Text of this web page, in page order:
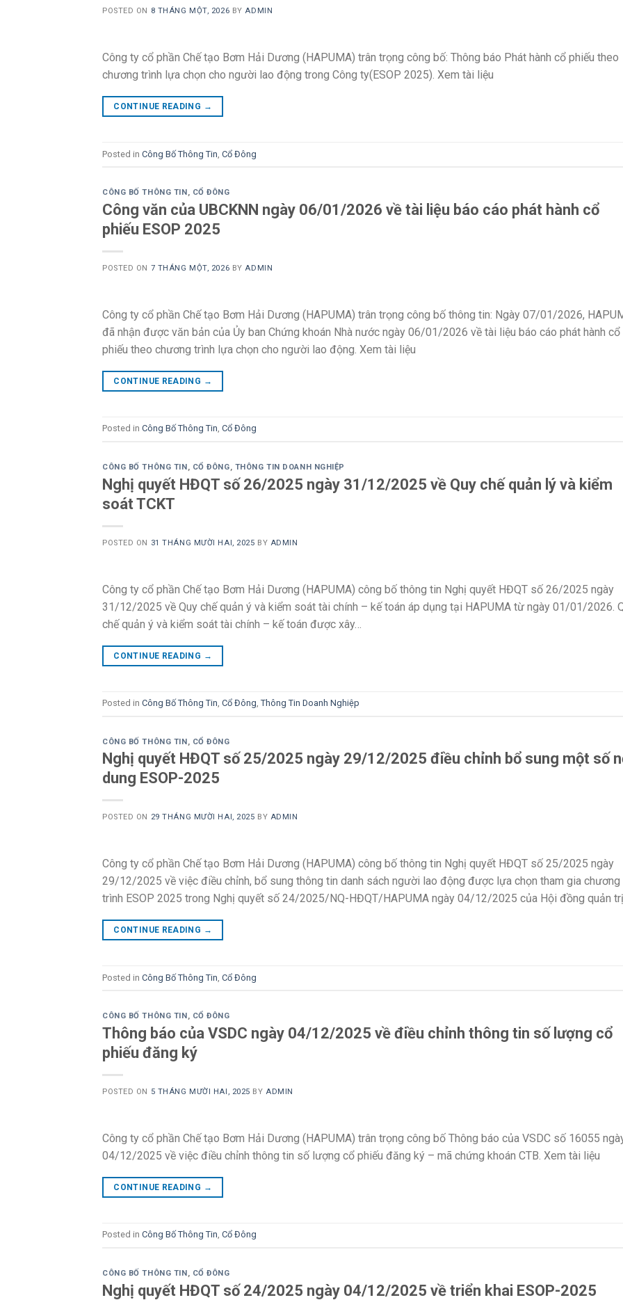
POSTED ON 8 THÁNG MỘT, 2026 BYADMIN
Công ty cổ phần Chế tạo Bơm Hải Dương (HAPUMA) trân trọng công bố: Thông báo Phát hành cổ phiếu theo
chương trình lựa chọn cho người lao động trong Công ty(ESOP 2025). Xem tài liệu
CONTINUE READING →
Posted in Công Bố Thông Tin Cổ Đông
CÔNG BỐ THÔNG TIN , CỔ ĐÔNG
Công văn của UBCKNN ngày 06/01/2026 về tài liệu báo cáo phát hành cổ
phiếu ESOP 2025
POSTED ON 7 THÁNG MỘT, 2026 BYADMIN
Công ty cổ phần Chế tạo Bơm Hải Dương (HAPUMA) trân trọng công bố thông tin: Ngày 07/01/2026,
đã nhận được văn bản của Ủy ban Chứng khoán Nhà nước ngày 06/01/2026 về tài liệu báo cáo phát hành cổ
phiếu theo chương trình lựa chọn cho người lao động. Xem tài liệu
CONTINUE READING →
Posted in Công Bố Thông Tin, Cổ Đông
CÔNG BỐ THÔNG TIN, CỔ ĐÔNG, THÔNG TIN DOANH NGHIỆP
Nghị quyết HĐQT số 26/2025 ngày 31/12/2025 về Quy chế quản lý và kiểm
soát TCKT
POSTED ON 31 THÁNG MƯỜI HAI, 2025 BY ADMIN
Công ty cổ phần Chế tạo Bơm Hải Dương (HAPUMA) công bố thông tin Nghị quyết HĐQT số 26/2025 ngày
31/12/2025 về Quy chế quản ý và kiểm soát tài chính – kế toán áp dụng tại HAPUMA từ ngày 01/01/2026.
chế quản ý và kiểm soát tài chính – kế toán được xây…
CONTINUE READING →
Posted in Công Bố Thông Tin Cổ Đông Thông Tin Doanh Nghiệp
CÔNG BỐ THÔNG TIN CỔ ĐÔNG
Nghị quyết HĐQT số 25/2025 ngày 29/12/2025 điều chỉnh bổ sung một số
dung ESOP-2025
POSTED ON 29 THÁNG MƯỜI HAI, 2025 BY ADMIN
Công ty cổ phần Chế tạo Bơm Hải Dương (HAPUMA) công bố thông tin Nghị quyết HĐQT số 25/2025 ngày
29/12/2025 về việc điều chỉnh, bổ sung thông tin danh sách người lao động được lựa chọn tham gia chương
trình ESOP 2025 trong Nghị quyết số 24/2025/NQ-HĐQT/HAPUMA ngày 04/12/2025 của Hội đồng quản
CONTINUE READING →
Posted in Công Bố Thông Tin Cổ Đông
CÔNG BỐ THÔNG TIN , CỔ ĐÔNG
Thông báo của VSDC ngày 04/12/2025 về điều chỉnh thông tin số lượng cổ
phiếu đăng ký
POSTED ON 5 THÁNG MƯỜI HAI, 2025 BYADMIN
Công ty cổ phần Chế tạo Bơm Hải Dương (HAPUMA) trân trọng công bố Thông báo của VSDC số 16055
04/12/2025 về việc điều chỉnh thông tin số lượng cổ phiếu đăng ký – mã chứng khoán CTB. Xem tài liệu
CONTINUE READING →
Posted in Công Bố Thông Tin, Cổ Đông
CÔNG BỐ THÔNG TIN, CỔ ĐÔNG
Nghị quyết HĐQT số 24/2025 ngày 04/12/2025 về triển khai ESOP-2025